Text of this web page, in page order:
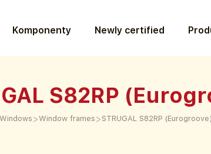
Komponenty Newly certified
S82RP
Windows >Window frames > STRUGAL S82RP (Eurogroove)